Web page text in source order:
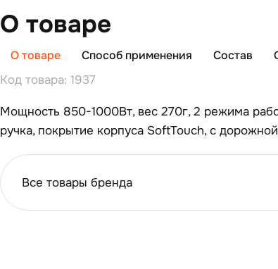
О товаре
О товаре Способ применения Состав
Код товара: 1937
Мощность 850-1000Вт, вес 270г, 2 режима
ручка, покрытие корпуса SoftTouch, с
Все товары бренда